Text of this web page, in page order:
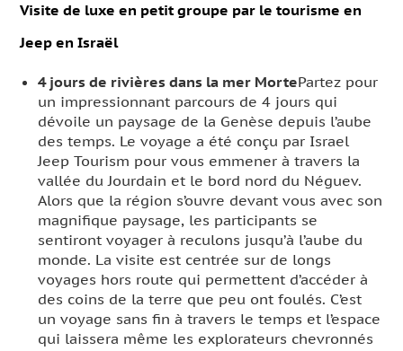
Visite de luxe en petit groupe par le tourisme en
Jeep en Israël
4 jours de rivières dans la mer MortePartez pour
un impressionnant parcours de 4 jours qui
dévoile un paysage de la Genèse depuis l’aube
des temps. Le voyage a été conçu par Israel
Jeep Tourism pour vous emmener à travers la
vallée du Jourdain et le bord nord du Néguev.
Alors que la région s’ouvre devant vous avec son
magnifique paysage, les participants se
sentiront voyager à reculons jusqu’à l’aube du
monde. La visite est centrée sur de longs
voyages hors route qui permettent d’accéder à
des coins de la terre que peu ont foulés. C’est
un voyage sans fin à travers le temps et l’espace
qui laissera même les explorateurs chevronnés